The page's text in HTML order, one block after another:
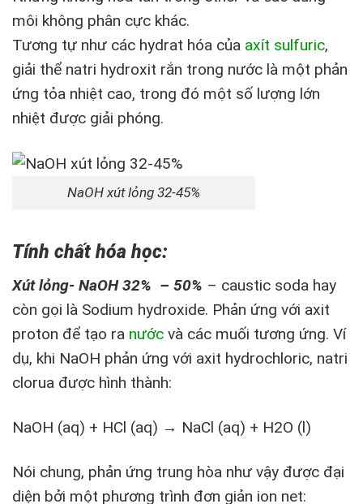
môi không phân cực khác.
Tương tự như các hydrat hóa của axít sulfuric,
giải thể natri hydroxit rắn trong nước là một phản
ứng tỏa nhiệt cao, trong đó một số lượng lớn
nhiệt được giải phóng.
NaOH xút lỏng 32-45%
Tính chất hóa học:
Xút lỏng- NaOH 32% – 50% – caustic soda hay
còn gọi là Sodium hydroxide. Phản ứng với axit
proton để tạo ra nước và các muối tương ứng. Ví
dụ, khi NaOH phản ứng với axit hydrochloric, natri
clorua được hình thành:
NaOH (aq) + HCl (aq) → NaCl (aq) + H2O (l)
Nói chung, phản ứng trung hòa như vậy được đại
diện bởi một phương trình đơn giản ion net: